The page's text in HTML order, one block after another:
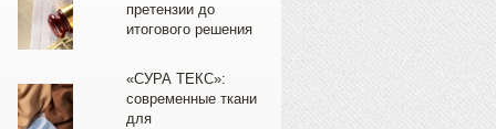
претензии до
итогового решения
«СУРА ТЕКС»:
современные ткани
для